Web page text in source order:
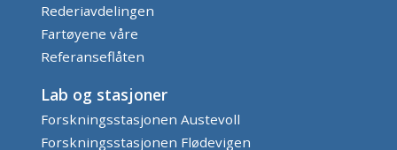
Rederiavdelingen
Fartøyene våre
Referanseflåten
Lab og stasjoner
Forskningsstasjonen Austevoll
Forskningsstasjonen Flødevigen